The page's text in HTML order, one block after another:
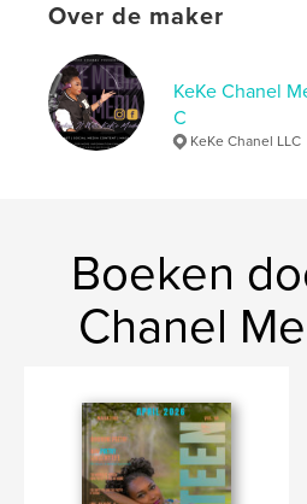
Datum publiceren:apr 08,
TaalEnglish
Trefwoorden
lifestyle nineteen
Over de maker
KeKe Chanel
C
KeKe Chanel LLC
Boeken
Chanel